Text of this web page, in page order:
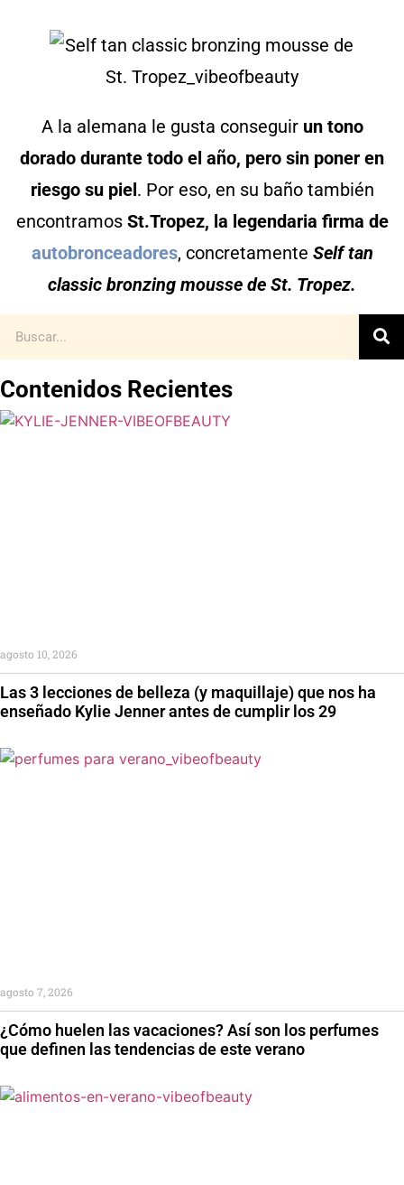
A la alemana le gusta conseguir un tono
dorado durante todo el año, pero sin poner en
riesgo su piel. Por eso, en su baño también
encontramos St.Tropez, la legendaria firma de
autobronceadores, concretamente Self tan
classic bronzing mousse de St. Tropez.
Contenidos Recientes
Las 3 lecciones de belleza (y maquillaje) que nos ha
enseñado Kylie Jenner antes de cumplir los 29
agosto 10, 2026
¿Cómo huelen las vacaciones? Así son los perfumes
que definen las tendencias de este verano
agosto 7, 2026